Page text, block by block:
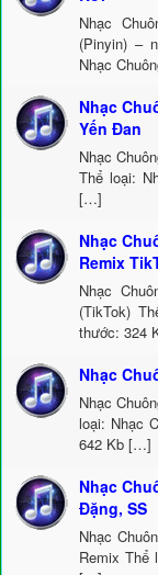
Nhạc
(Pinyin) –
Nhạc
Nhạc
Yến Đan
Nhạc
Thể loại:
[…]
Nhạc
Remix
Nhạc
(TikTok)
thước: 324
Nhạc
Nhạc
loại: Nhạc
642 Kb […]
Nhạc
Đặng, SS
Nhạc
Remix Thể